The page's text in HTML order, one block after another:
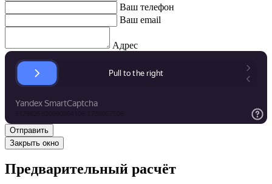
Ваш телефон
Ваш email
Адрес
Закрыть окно
Предварительный расчёт